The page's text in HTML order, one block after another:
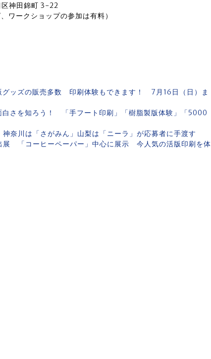
区神田錦町 3-22
ワークショップの参加は有料）
ッズの販売多数 印刷体験もできます！ 7月16日（日）ま
白さを知ろう！ 「手フート印刷」「樹脂製版体験」「5000
奈川は「さがみん」山梨は「ニーラ」が応募者に手渡す
展 「コーヒーペーパー」中心に展示 今人気の活版印刷を体